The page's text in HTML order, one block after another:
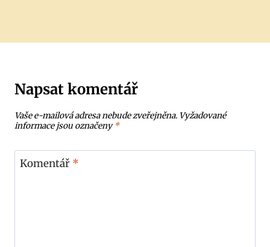
Napsat komentář
Vaše e-mailová adresa nebude zveřejněna. Vyžadované
informace jsou označeny*
Komentář *